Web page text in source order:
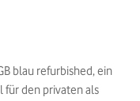
blau refurbished, ein
für den privaten als